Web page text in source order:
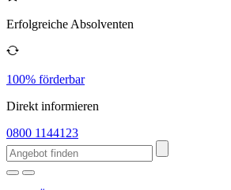
Erfolgreiche Absolventen
100% förderbar
Direkt informieren
0800 1144123